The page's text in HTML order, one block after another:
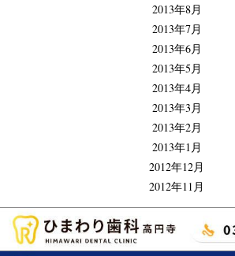
2013年8月
2013年7月
2013年6月
2013年5月
2013年4月
2013年3月
2013年2月
2013年1月
2012年12月
2012年11月